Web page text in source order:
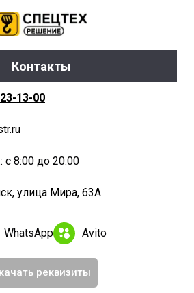
Контакты
13-00
с 8:00 до 20:00
улица Мира, 63А
WhatsApp Avito
реквизиты